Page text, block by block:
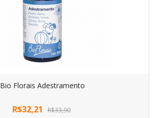
Bio Florais Adestramento
R$32,21 R$33,90